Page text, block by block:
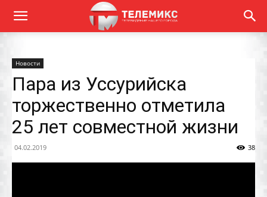
Новости
Пара из Уссурийска
торжественно отметила
25 лет совместной жизни
04.02.2019 38